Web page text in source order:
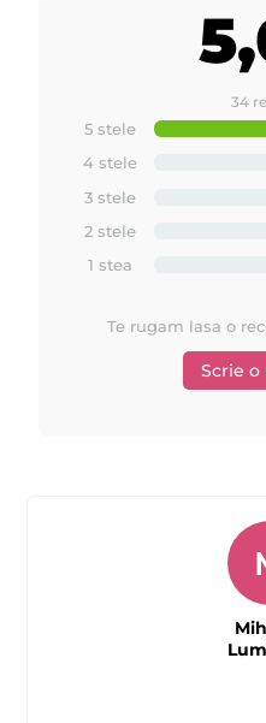
34
5 stele
4 stele
3 stele
2 stele
1 stea
Te rugam lasa o
Scrie o